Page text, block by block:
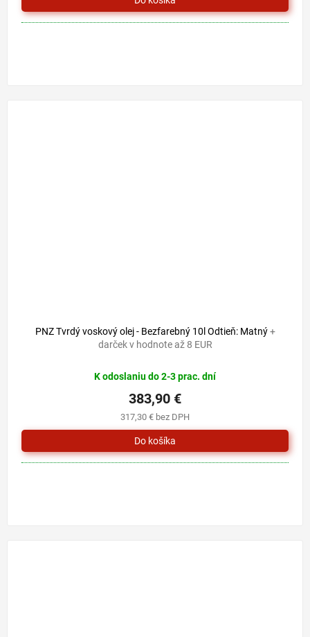
PNZ Tvrdý voskový olej - Bezfarebný 10l Odtieň: Matný+
darček v hodnote až 8 EUR
K odoslaniu do 2-3 prac. dní
317,30 € bez DPH
383,90 €